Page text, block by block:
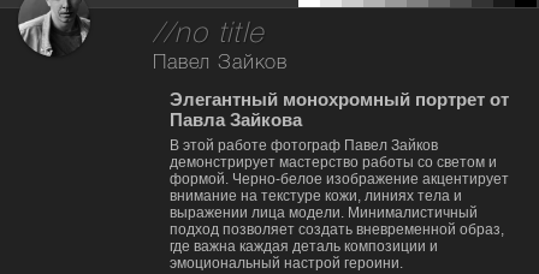
//no title
Павел Зайков
Элегантный монохромный портрет от
Павла Зайкова
В этой работе фотограф Павел Зайков
демонстрирует мастерство работы со светом и
формой. Черно-белое изображение акцентирует
внимание на текстуре кожи, линиях тела и
выражении лица модели. Минималистичный
подход позволяет создать вневременной образ,
где важна каждая деталь композиции и
эмоциональный настрой героини.